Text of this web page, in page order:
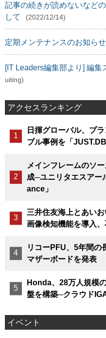
記事の続きが読めないなど
して
(2022/12/14)
定期メンテナンスのお知らせ
[IT Leaders編集部より] 編
uiting)
アクセスランキング
日揮グローバル、プ
ブル事例を「
メインフレームのソ
成─ユニリタエスア
ance」
三井住友海上とあい
画像検知機能を導入
リコーPFU、5年間の
マザーボードを発表
Honda、28万人規模
盤を構築─クラウド
イベント